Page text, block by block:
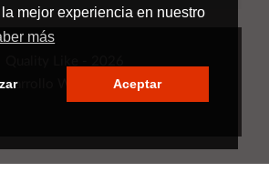
mejor experiencia en nuestro
más
Aceptar
Web
Applinet